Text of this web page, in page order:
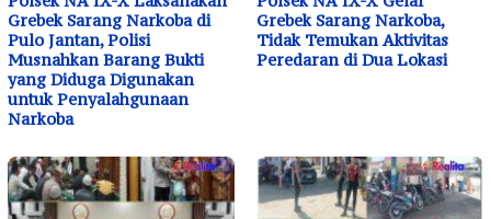
Grebek Sarang Narkoba di
Pulo Jantan, Polisi
Musnahkan Barang Bukti
yang Diduga Digunakan
untuk Penyalahgunaan
Narkoba
Grebek Sarang Narkoba,
Tidak Temukan Aktivitas
Peredaran di Dua Lokasi